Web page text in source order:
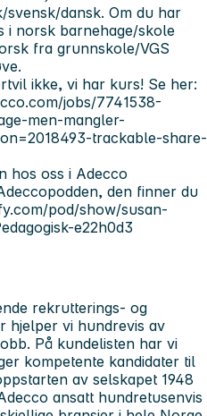
dansk. Om du har
i norsk barnehage/skole
fra grunnskole/VGS
ikke, vi har kurs! Se her:
jobs/7741538-
men-mangler-
trackable-share-
hos oss i Adecco
den finner du
pod/show/susan-
e22h0d3
rekrutterings- og
hjelper vi hundrevis av
På kundelisten har vi
kompetente kandidater til
av selskapet 1948
ansatt hundretusenvis